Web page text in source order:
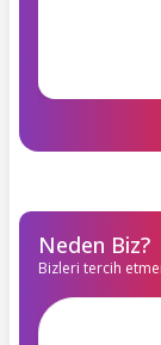
Neden Biz?
Bizleri tercih